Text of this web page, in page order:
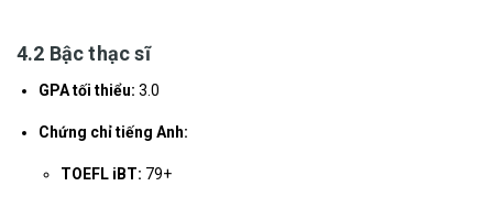
4.2 Bậc thạc sĩ
GPA tối thiểu: 3.0
Chứng chỉ tiếng Anh:
TOEFL iBT: 79+